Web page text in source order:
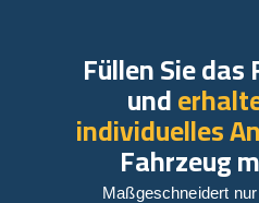
Füllen Sie
und
individuelles
Fahrzeug
Maßgeschneidert